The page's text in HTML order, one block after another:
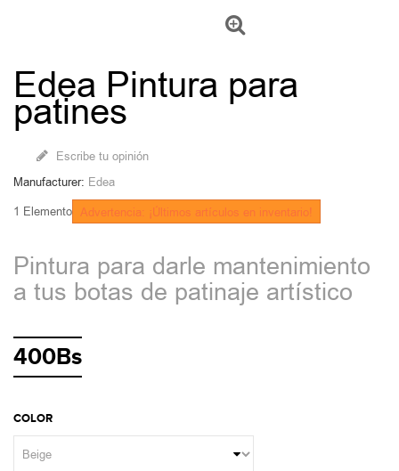
Edea Pintura para
patines
Escribe tu opinión
Manufacturer: Edea
1 Elemento Advertencia: ¡Últimos artículos en inventario!
Pintura para darle mantenimiento
a tus botas de patinaje artístico
400Bs
COLOR